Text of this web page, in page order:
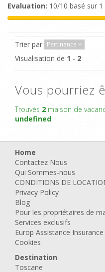
Evaluation: 10/10 basé sur
Trier par Pertinence
Visualisation de 1 - 2
Vous pourriez
Trouvés 2 maison de
undefined
Home
Contactez Nous
Qui Sommes-nous
CONDITIONS DE
Privacy Policy
Blog
Pour les propriétaires de
Services exclusifs
Europ Assistance Insurance
Cookies
Destination
Toscane